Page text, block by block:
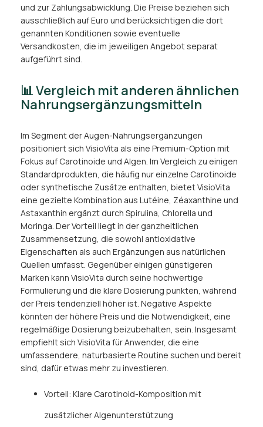
und zur Zahlungsabwicklung. Die Preise beziehen sich
ausschließlich auf Euro und berücksichtigen die dort
genannten Konditionen sowie eventuelle
Versandkosten, die im jeweiligen Angebot separat
aufgeführt sind.
📊 Vergleich mit anderen ähnlichen
Nahrungsergänzungsmitteln
Im Segment der Augen-Nahrungsergänzungen
positioniert sich VisioVita als eine Premium-Option mit
Fokus auf Carotinoide und Algen. Im Vergleich zu einigen
Standardprodukten, die häufig nur einzelne Carotinoide
oder synthetische Zusätze enthalten, bietet VisioVita
eine gezielte Kombination aus Lutéine, Zéaxanthine und
Astaxanthin ergänzt durch Spirulina, Chlorella und
Moringa. Der Vorteil liegt in der ganzheitlichen
Zusammensetzung, die sowohl antioxidative
Eigenschaften als auch Ergänzungen aus natürlichen
Quellen umfasst. Gegenüber einigen günstigeren
Marken kann VisioVita durch seine hochwertige
Formulierung und die klare Dosierung punkten, während
der Preis tendenziell höher ist. Negative Aspekte
könnten der höhere Preis und die Notwendigkeit, eine
regelmäßige Dosierung beizubehalten, sein. Insgesamt
empfiehlt sich VisioVita für Anwender, die eine
umfassendere, naturbasierte Routine suchen und bereit
sind, dafür etwas mehr zu investieren.
Vorteil: Klare Carotinoid-Komposition mit
zusätzlicher Algenunterstützung